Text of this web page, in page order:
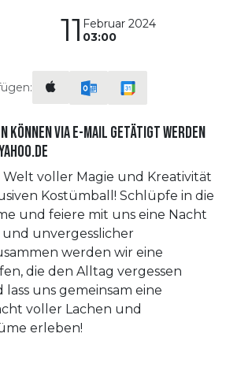
11 Februar 2024
03:00
können via E-Mail getätigt werden
Welt voller Magie und Kreativität
Kostümball! Schlüpfe in die
und feiere mit uns eine Nacht
und unvergesslicher
werden wir eine
die den Alltag vergessen
lass uns gemeinsam eine
voller Lachen und
erleben!